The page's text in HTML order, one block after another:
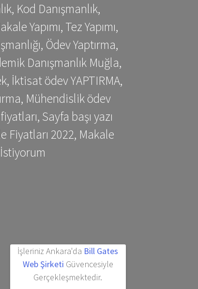
Kod Danışmanlık,
Yapımı, Tez Yapımı,
Ödev Yaptırma,
Danışmanlık Muğla,
İktisat ödev YAPTIRMA,
Mühendislik ödev
Sayfa başı yazı
Fiyatları 2022, Makale
İşleriniz Ankara'da Bill Gates
Web Şirketi Güvencesiyle
Gerçekleşmektedir.